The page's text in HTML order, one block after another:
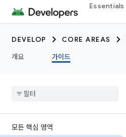
Essentials
DEVELOP CORE AREAS
개요
가이드
모든 핵심 영역